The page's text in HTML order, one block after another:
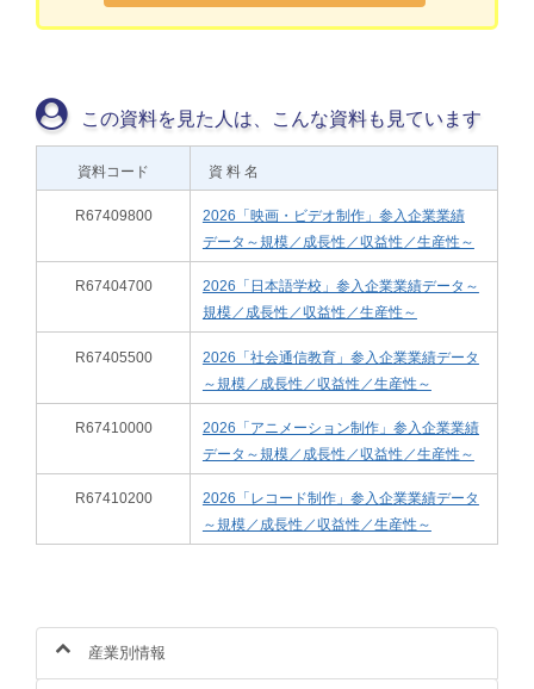
この資料を見た人は、こんな資料も見ています
資料コード 資 料 名
R67409800
2026「映画・ビデオ制作」参入企業業績
データ～規模／成長性／収益性／生産性～
R67404700
2026「日本語学校」参入企業業績データ～
規模／成長性／収益性／生産性～
R67405500
2026「社会通信教育」参入企業業績データ
～規模／成長性／収益性／生産性～
R67410000
2026「アニメーション制作」参入企業業績
データ～規模／成長性／収益性／生産性～
R67410200
2026「レコード制作」参入企業業績データ
～規模／成長性／収益性／生産性～
産業別情報